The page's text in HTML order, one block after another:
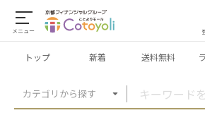
メニュー
カテゴリから探す
トップ 新着 送料無料